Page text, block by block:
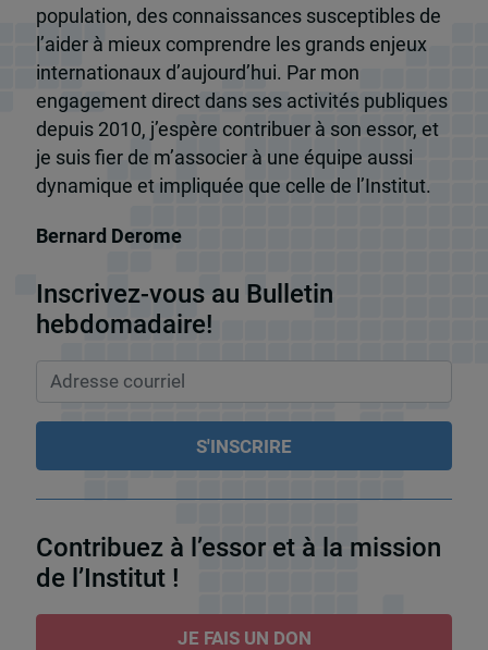
population, des connaissances susceptibles de
l’aider à mieux comprendre les grands enjeux
internationaux d’aujourd’hui. Par mon
engagement direct dans ses activités publiques
depuis 2010, j’espère contribuer à son essor, et
je suis fier de m’associer à une équipe aussi
dynamique et impliquée que celle de l’Institut.
Bernard Derome
Inscrivez-vous au Bulletin
hebdomadaire!
Contribuez à l’essor et à la mission
de l’Institut !
JE FAIS UN DON